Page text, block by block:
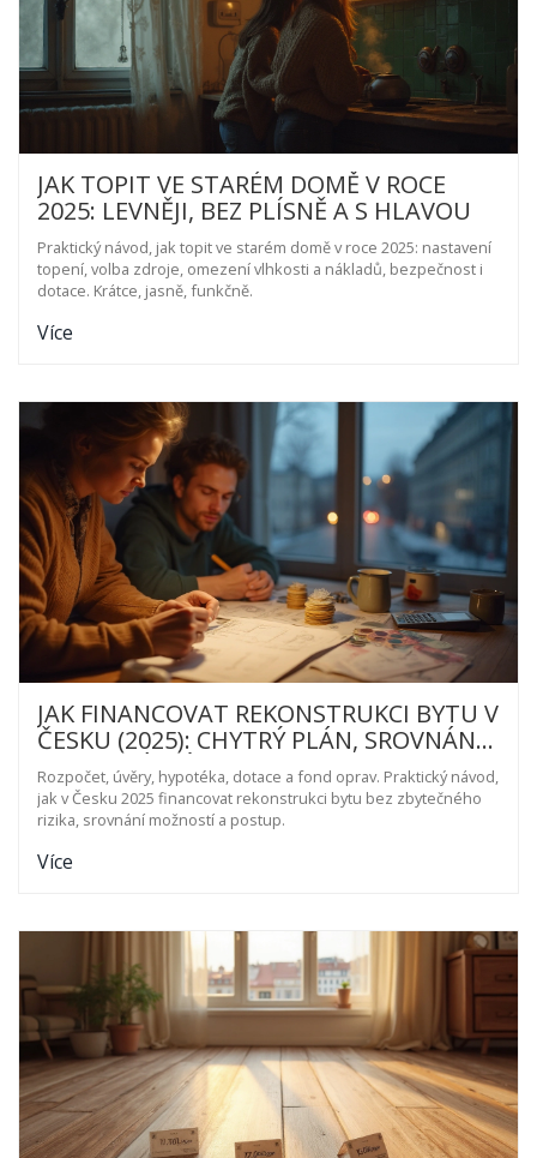
JAK TOPIT VE STARÉM DOMĚ V ROCE
2025: LEVNĚJI, BEZ PLÍSNĚ A S HLAVOU
Praktický návod, jak topit ve starém domě v roce 2025: nastavení
topení, volba zdroje, omezení vlhkosti a nákladů, bezpečnost i
dotace. Krátce, jasně, funkčně.
Více
JAK FINANCOVAT REKONSTRUKCI BYTU V
ČESKU (2025): CHYTRÝ PLÁN, SROVNÁNÍ
A KONKRÉTNÍ KROKY
Rozpočet, úvěry, hypotéka, dotace a fond oprav. Praktický návod,
jak v Česku 2025 financovat rekonstrukci bytu bez zbytečného
rizika, srovnání možností a postup.
Více